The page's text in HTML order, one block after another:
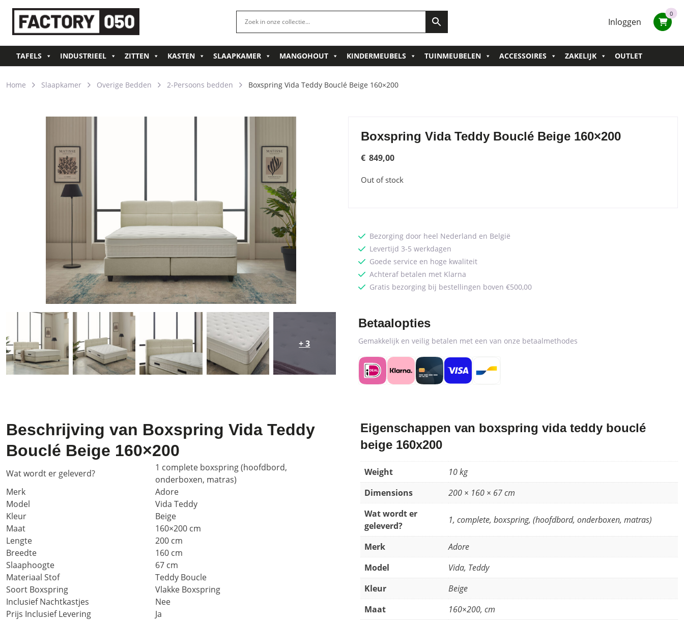
Inloggen
0
TAFELS INDUSTRIEEL ZITTEN KASTEN SLAAPKAMER MANGOHOUT KINDERMEUBELS TUINMEUBELEN ACCESSOIRES ZAKELIJK OUTLET
Home Slaapkamer Overige Bedden 2-Persoons bedden Boxspring Vida Teddy Bouclé Beige 160×200
+ 3
Boxspring Vida Teddy Bouclé Beige 160×200
€ 849,00
Out of stock
Bezorging door heel Nederland en België
Levertijd 3-5 werkdagen
Goede service en hoge kwaliteit
Achteraf betalen met Klarna
Gratis bezorging bij bestellingen boven €500,00
Betaalopties
Gemakkelijk en veilig betalen met een van onze betaalmethodes
Beschrijving van Boxspring Vida Teddy
Bouclé Beige 160×200
Wat wordt er geleverd?
1 complete boxspring (hoofdbord,
onderboxen, matras)
Merk
Adore
Model
Vida Teddy
Kleur
Beige
Maat
160×200 cm
Lengte
200 cm
Breedte
160 cm
Slaaphoogte
67 cm
Materiaal Stof
Teddy Boucle
Soort Boxspring
Vlakke Boxspring
Inclusief Nachtkastjes
Nee
Prijs Inclusief Levering
Ja
Eigenschappen van boxspring vida teddy bouclé
beige 160x200
Weight
10 kg
Dimensions
200 × 160 × 67 cm
Wat wordt er
geleverd?
1, complete, boxspring, (hoofdbord, onderboxen, matras)
Merk
Adore
Model
Vida, Teddy
Kleur
Beige
Maat
160×200, cm